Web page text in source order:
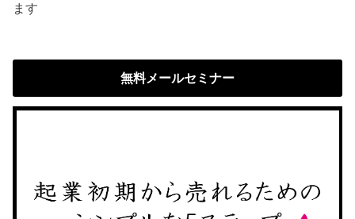
ます
無料メールセミナー